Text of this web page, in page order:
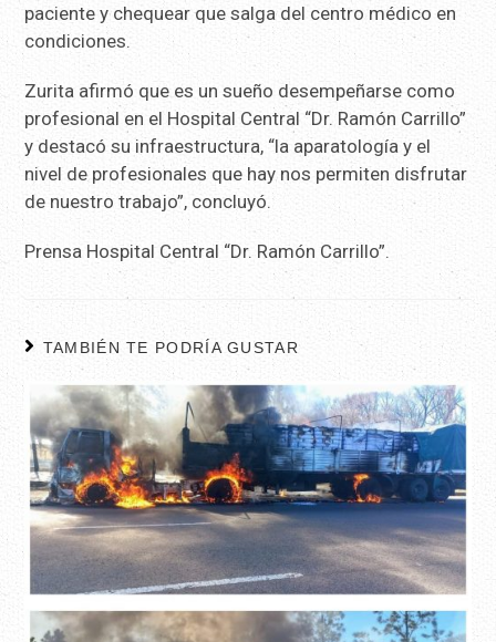
paciente y chequear que salga del centro médico en
condiciones.
Zurita afirmó que es un sueño desempeñarse como
profesional en el Hospital Central “Dr. Ramón Carrillo”
y destacó su infraestructura, “la aparatología y el
nivel de profesionales que hay nos permiten disfrutar
de nuestro trabajo”, concluyó.
Prensa Hospital Central “Dr. Ramón Carrillo”.
TAMBIÉN TE PODRÍA GUSTAR